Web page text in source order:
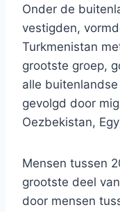
Onder de
vestigden,
Turkmenistan
grootste groep,
alle
gevolgd door
Oezbekistan,
Mensen tussen
grootste deel
door mensen